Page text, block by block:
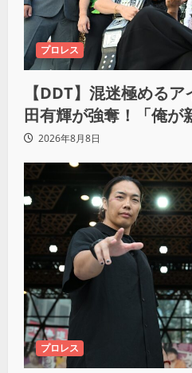
プロレス
【DDT】混迷極める
田有輝が強奪！「俺が
入れるからな！逃げ切
2026年8月8日
プロレス